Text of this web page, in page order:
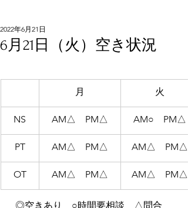
6月21日（火）空き状況
2022年6月21日
月 火
NS AM△　PM△ AM○　PM△
PT AM△　PM△ AM△　PM△
OT AM△　PM△ AM△　PM△